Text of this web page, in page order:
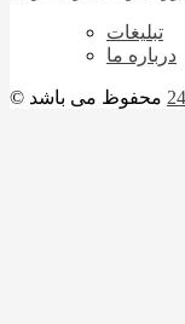
تبلیغات
درباره ما